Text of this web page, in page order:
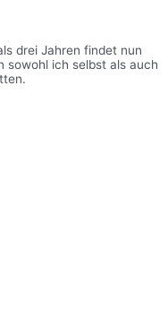
drei Jahren findet nun
sowohl ich selbst als auch